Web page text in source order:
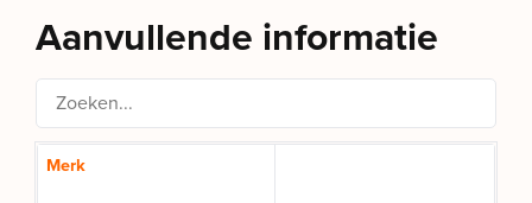
Aanvullende informatie
Merk